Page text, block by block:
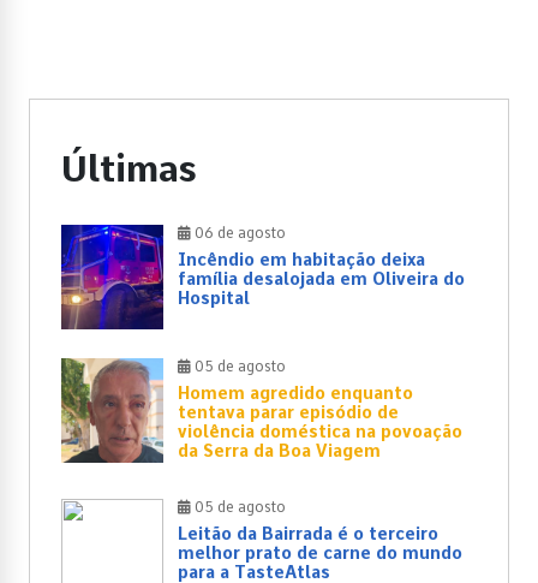
Últimas
06 de agosto
Incêndio em habitação deixa
família desalojada em Oliveira do
Hospital
05 de agosto
Homem agredido enquanto
tentava parar episódio de
violência doméstica na povoação
da Serra da Boa Viagem
05 de agosto
Leitão da Bairrada é o terceiro
melhor prato de carne do mundo
para a TasteAtlas